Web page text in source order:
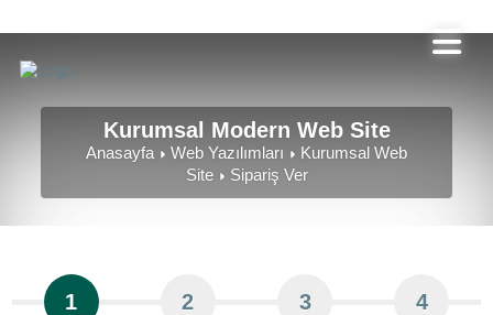
Kurumsal Modern Web Site
Anasayfa Web Yazılımları
Kurumsal Web
Site
Sipariş Ver
1 2 3 4